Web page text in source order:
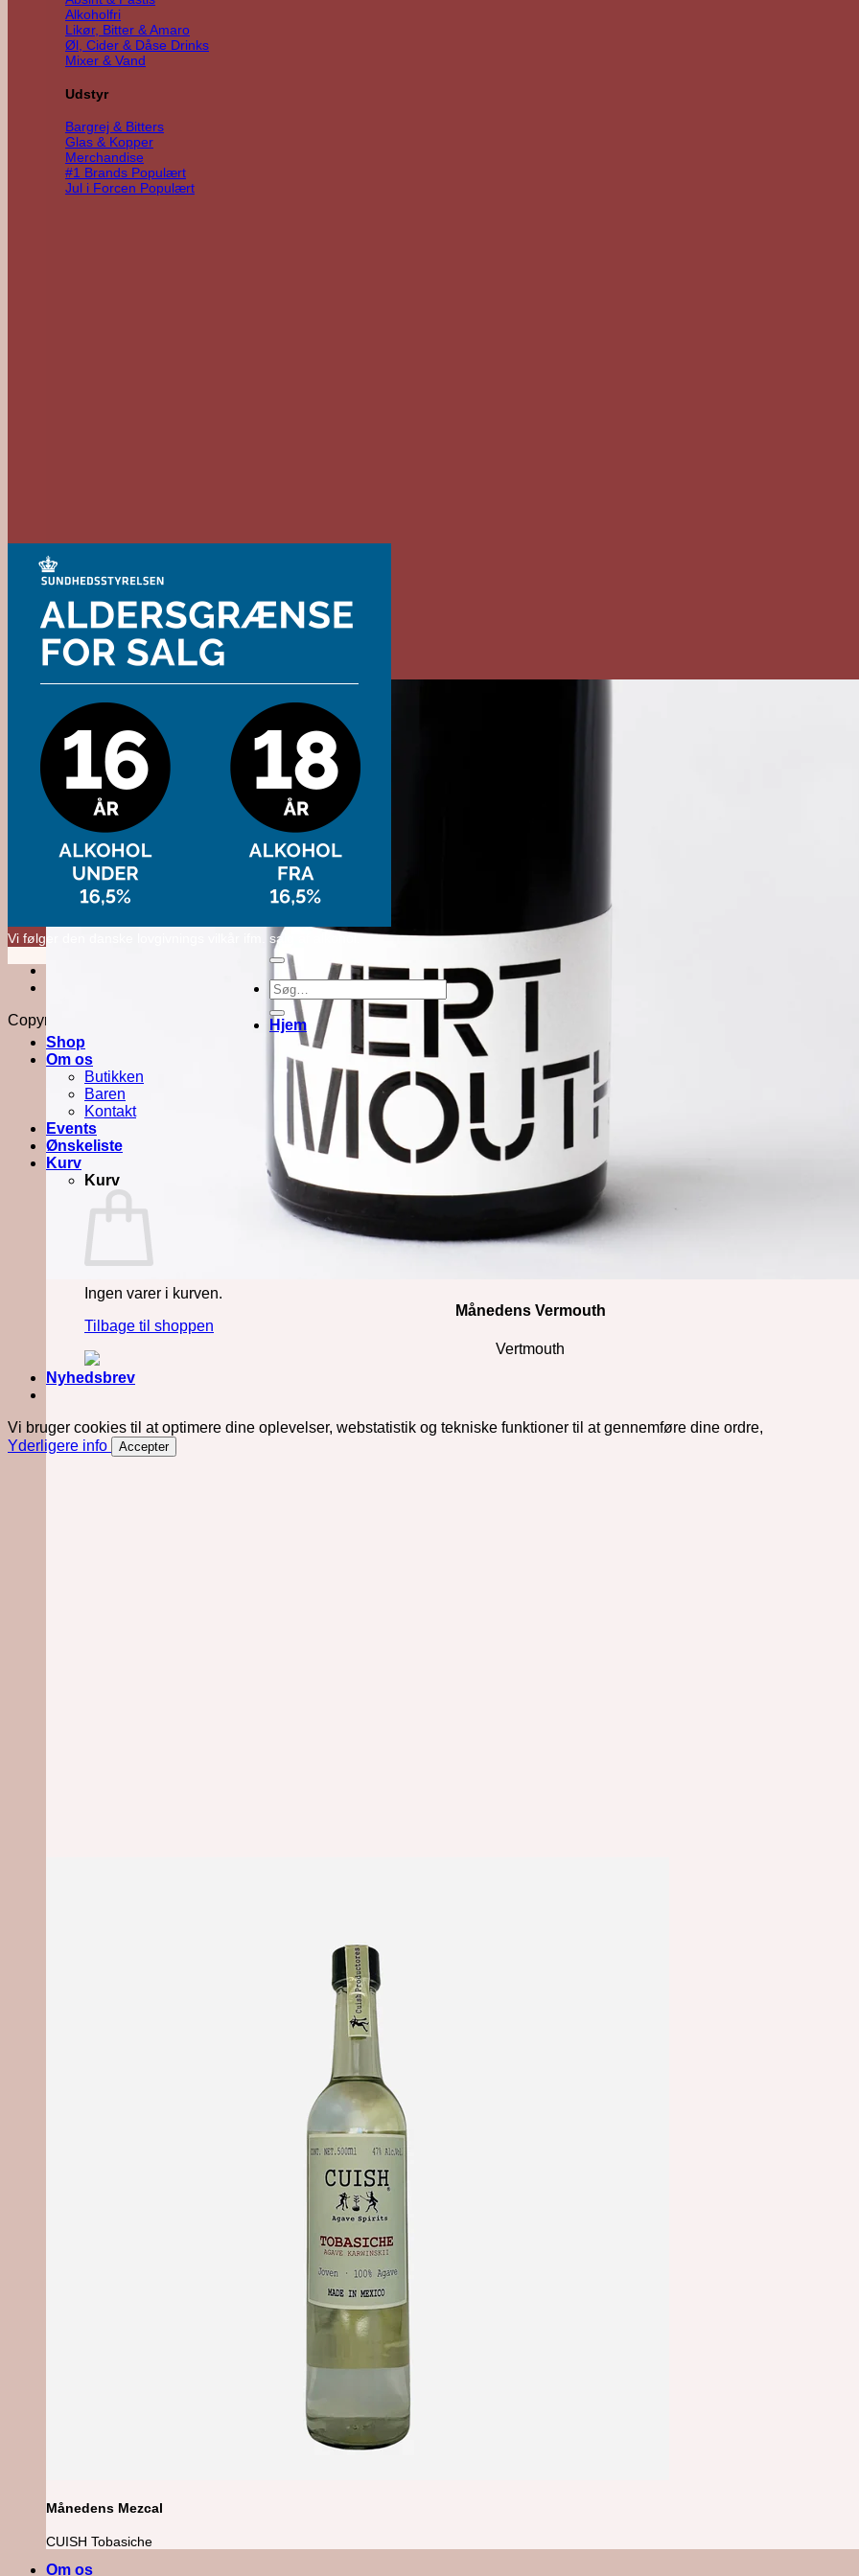
Alkoholfri
Likør, Bitter & Amaro
Øl, Cider & Dåse Drinks
Mixer & Vand
Udstyr
Bargrej & Bitters
Glas & Kopper
Merchandise
#1 Brands
Jul i Forcen
Månedens Vermouth
Vertmouth
Månedens Mezcal
CUISH Tobasiche
Om os
Vi følger den danske lovgivnings vilkår ifm. salg af alkohol.
Copyright 2026 ©
Force Majeure ApS
Søg
efter:
Hjem
Shop
Om os
Butikken
Baren
Kontakt
Events
Ønskeliste
Kurv
Kurv
Ingen varer i kurven.
Tilbage til shoppen
Nyhedsbrev
Vi bruger cookies til at optimere dine oplevelser, webstatistik og tekniske funktioner til at gennemføre dine ordre,
Yderligere info
Accepter